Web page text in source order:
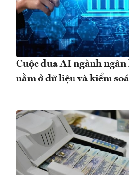
Cuộc đua AI ngành
nằm ở dữ liệu và kiểm